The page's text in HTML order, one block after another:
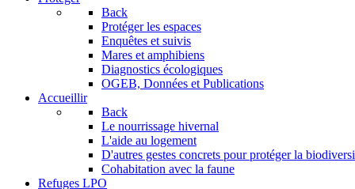
Back
Protéger les espaces
Enquêtes et suivis
Mares et amphibiens
Diagnostics écologiques
OGEB, Données et Publications
Accueillir
Back
Le nourrissage hivernal
L'aide au logement
D'autres gestes concrets pour protéger la
Cohabitation avec la faune
Refuges LPO